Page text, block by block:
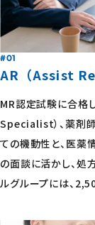
#01
AR（Assist
MR認定試験に合格
Specialist）、薬剤
ての機動性と、医薬
の⾯談に活かし、処
ルグループには、